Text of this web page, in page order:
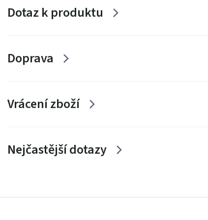
Dotaz k produktu
Doprava
Vrácení zboží
Nejčastější dotazy